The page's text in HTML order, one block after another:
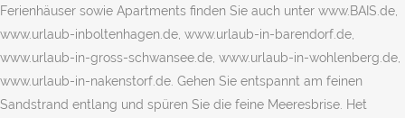
Ferienhäuser sowie Apartments finden Sie auch unter www.BAIS.de,
www.urlaub-inboltenhagen.de, www.urlaub-in-barendorf.de,
www.urlaub-in-gross-schwansee.de, www.urlaub-in-wohlenberg.de,
www.urlaub-in-nakenstorf.de. Gehen Sie entspannt am feinen
Sandstrand entlang und spüren Sie die feine Meeresbrise. Het